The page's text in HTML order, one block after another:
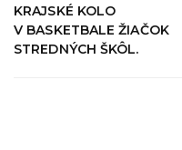
KRAJSKÉ KOLO
V BASKETBALE ŽIAČOK
STREDNÝCH ŠKÔL.